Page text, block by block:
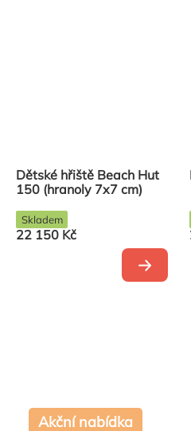
Dětské hřiště Beach Hut
150 (hranoly 7x7 cm)
22 150 Kč
Skladem
Akční nabídka